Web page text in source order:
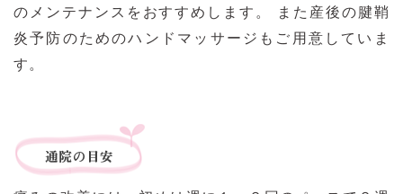
のメンテナンスをおすすめします。 また産後の腱鞘
炎予防のためのハンドマッサージもご用意していま
す。